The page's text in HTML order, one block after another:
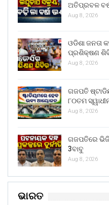
ଅତିପ୍ରବଳ
Aug 8, 2026
ଓଡିଶା ଜନତା
ପ୍ରଶିକ୍ଷଣ
Aug 8, 2026
ଗଜପତି
୮୦ତମ
Aug 8, 2026
ଗଜପତିରେ
3ବାବୁ
Aug 8, 2026
ଭାରତ